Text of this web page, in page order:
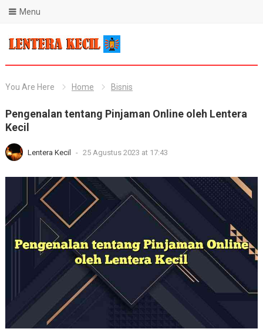
Blog Lentera Kecil
Menu
You Are Here Home Bisnis
Pengenalan tentang Pinjaman Online oleh Lentera
Kecil
Lentera Kecil - 25 Agustus 2023 at 17:43